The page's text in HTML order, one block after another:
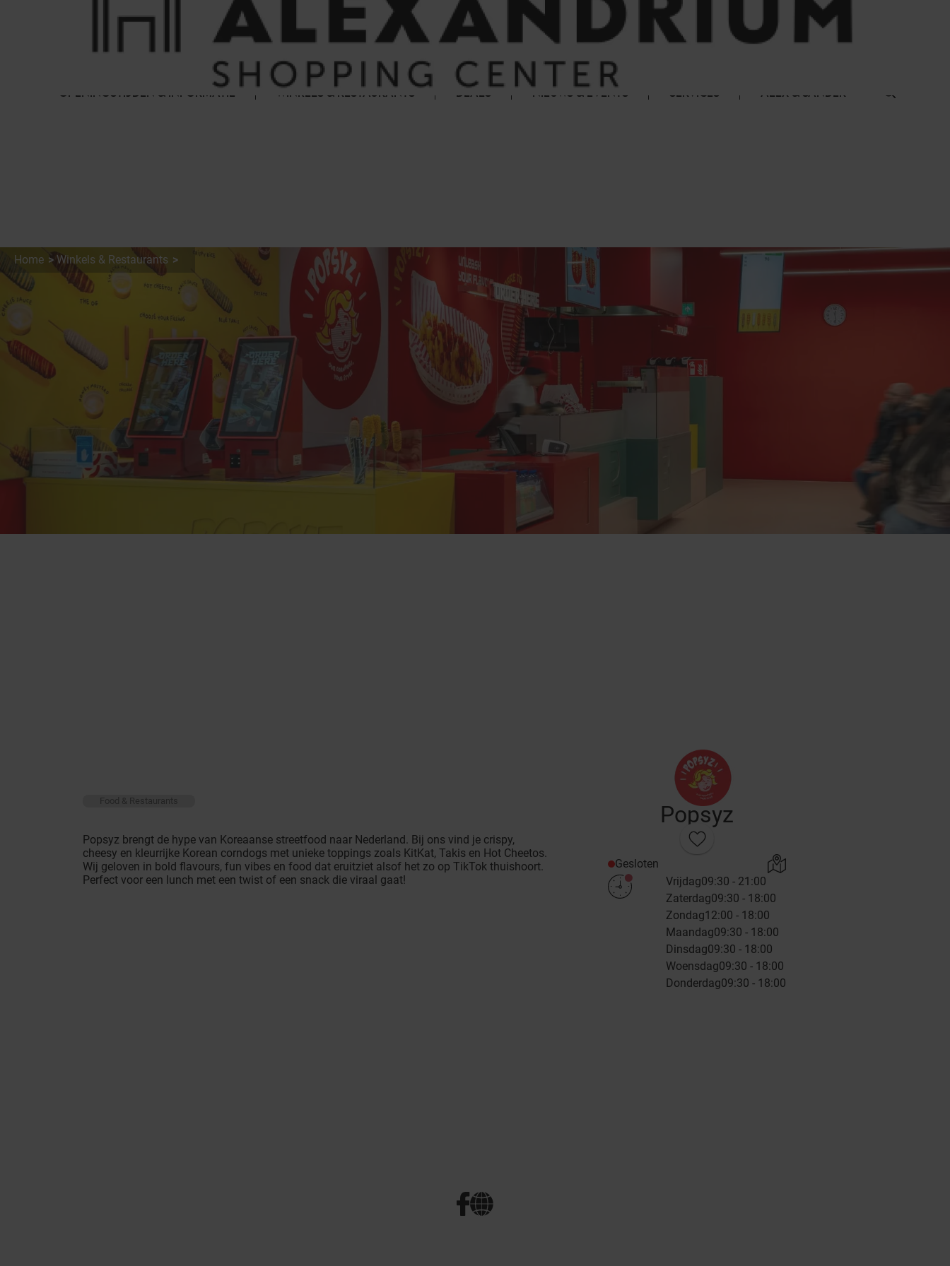
OPENINGSTIJDEN & INFORMATIE WINKELS & RESTAURANTS DEALS NIEUWS & EVENTS SERVICES ALEX & SANDER
Home Winkels & Restaurants
Popsyz
Gesloten
Vrijdag09:30 - 21:00
Zaterdag09:30 - 18:00
Zondag12:00 - 18:00
Maandag09:30 - 18:00
Dinsdag09:30 - 18:00
Woensdag09:30 - 18:00
Donderdag09:30 - 18:00
Food & Restaurants
Popsyz brengt de hype van Koreaanse streetfood naar Nederland. Bij ons vind je crispy,
cheesy en kleurrijke Korean corndogs met unieke toppings zoals KitKat, Takis en Hot Cheetos.
Wij geloven in bold flavours, fun vibes en food dat eruitziet alsof het zo op TikTok thuishoort.
Perfect voor een lunch met een twist of een snack die viraal gaat!